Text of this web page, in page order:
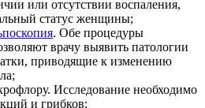
или отсутствии воспаления,
статус женщины;
. Обе процедуры
врачу выявить патологии
приводящие к изменению
Исследование необходимо
и грибков;